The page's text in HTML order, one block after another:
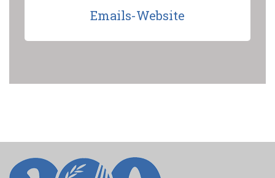
Emails-Website